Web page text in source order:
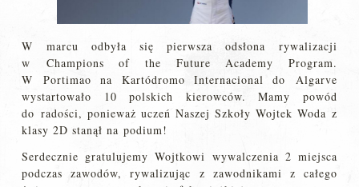
W marcu odbyła się pierwsza odsłona rywalizacji
w Champions of the Future Academy Program.
W Portimao na Kartódromo Internacional do Algarve
wystartowało 10 polskich kierowców. Mamy powód
do radości, ponieważ uczeń Naszej Szkoły Wojtek Woda z
klasy 2D stanął na podium!
Serdecznie gratulujemy Wojtkowi wywalczenia 2 miejsca
podczas zawodów, rywalizując z zawodnikami z całego